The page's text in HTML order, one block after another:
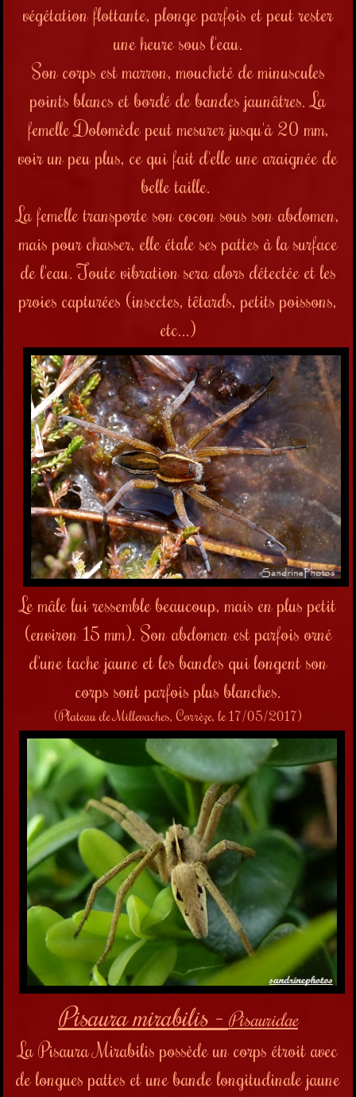
végétation flottante, plonge parfois et peut rester
une heure sous l'eau.
Son corps est marron, moucheté de minuscules
points blancs et bordé de bandes jaunâtres. La
femelle Dolomède peut mesurer jusqu'à 20 mm,
voir un peu plus, ce qui fait d'elle une araignée de
belle taille.
La femelle transporte son cocon sous son abdomen,
mais pour chasser, elle étale ses pattes à la surface
de l'eau. Toute vibration sera alors détectée et les
proies capturées (insectes, têtards, petits poissons,
etc...)
Le mâle lui ressemble beaucoup, mais en plus petit
(environ 15 mm). Son abdomen est parfois orné
d'une tache jaune et les bandes qui longent son
corps sont parfois plus blanches.
(Plateau de Millevaches, Corrèze, le 17/05/2017)
Pisaura mirabilis - Pisauridae
La Pisaura Mirabilis possède un corps étroit avec
de longues pattes et une bande longitudinale jaune